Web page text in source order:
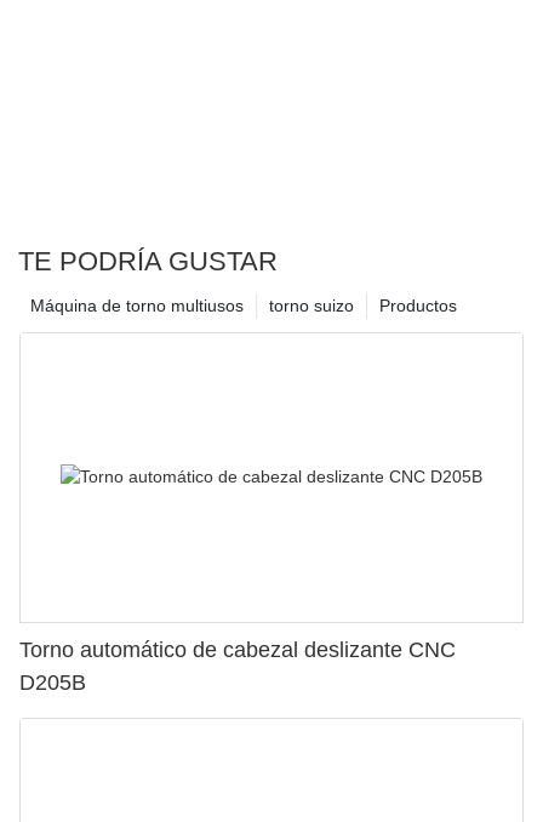
TE PODRÍA GUSTAR
Productos
torno suizo
Máquina de torno multiusos
Torno automático de cabezal deslizante CNC
D205B